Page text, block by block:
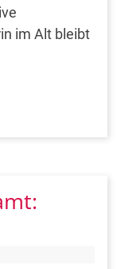
im Alt bleibt